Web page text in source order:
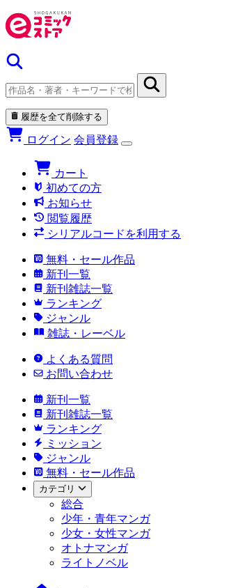
履歴を全て削除する
ログイン 会員登録
カート
初めての方
お知らせ
閲覧履歴
シリアルコードを利用する
無料・セール作品
新刊一覧
新刊雑誌一覧
ランキング
ジャンル
雑誌・レーベル
よくある質問
お問い合わせ
新刊一覧
新刊雑誌一覧
ランキング
ミッション
ジャンル
無料・セール作品
カテゴリ
総合
少年・青年マンガ
少女・女性マンガ
オトナマンガ
ライトノベル